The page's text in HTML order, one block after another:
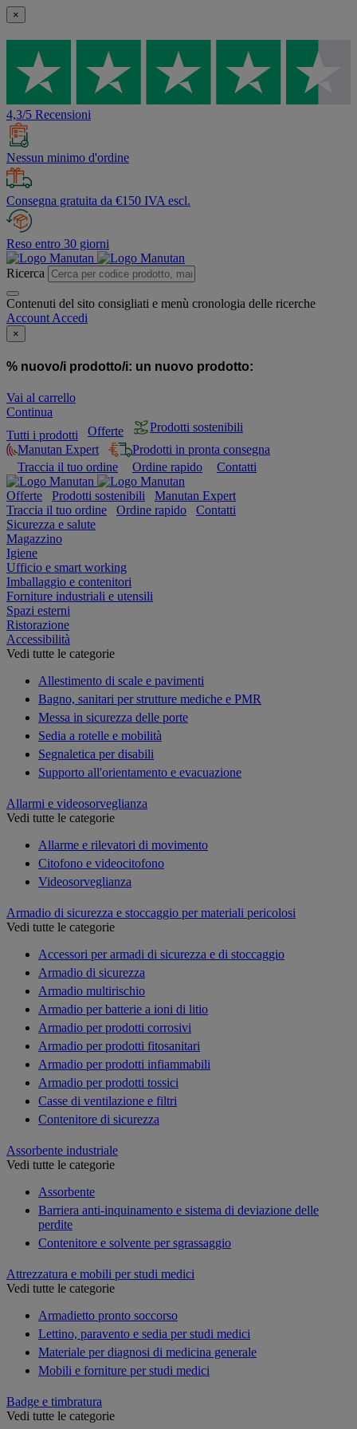
×
4,3/5 Recensioni
Nessun minimo d'ordine
Consegna gratuita da €150 IVA escl.
Reso entro 30 giorni
Ricerca
Contenuti del sito consigliati e menù cronologia delle ricerche
Account Accedi
×
% nuovo/i prodotto/i: un nuovo prodotto:
Vai al carrello
Continua
Tutti i prodotti
Offerte
Prodotti sostenibili
Manutan Expert
Prodotti in pronta consegna
Traccia il tuo ordine
Ordine rapido Contatti
Offerte Prodotti sostenibili
Manutan Expert
Traccia il tuo ordine
Ordine rapido
Contatti
Sicurezza e salute
Magazzino
Igiene
Ufficio e smart working
Imballaggio e contenitori
Forniture industriali e utensili
Spazi esterni
Ristorazione
Accessibilità
Vedi tutte le categorie
Allestimento di scale e pavimenti
Bagno, sanitari per strutture mediche e PMR
Messa in sicurezza delle porte
Sedia a rotelle e mobilità
Segnaletica per disabili
Supporto all'orientamento e evacuazione
Allarmi e videosorveglianza
Vedi tutte le categorie
Allarme e rilevatori di movimento
Citofono e videocitofono
Videosorveglianza
Armadio di sicurezza e stoccaggio per materiali pericolosi
Vedi tutte le categorie
Accessori per armadi di sicurezza e di stoccaggio
Armadio di sicurezza
Armadio multirischio
Armadio per batterie a ioni di litio
Armadio per prodotti corrosivi
Armadio per prodotti fitosanitari
Armadio per prodotti infiammabili
Armadio per prodotti tossici
Casse di ventilazione e filtri
Contenitore di sicurezza
Assorbente industriale
Vedi tutte le categorie
Assorbente
Barriera anti-inquinamento e sistema di deviazione delle
perdite
Contenitore e solvente per sgrassaggio
Attrezzatura e mobili per studi medici
Vedi tutte le categorie
Armadietto pronto soccorso
Lettino, paravento e sedia per studi medici
Materiale per diagnosi di medicina generale
Mobili e forniture per studi medici
Badge e timbratura
Vedi tutte le categorie